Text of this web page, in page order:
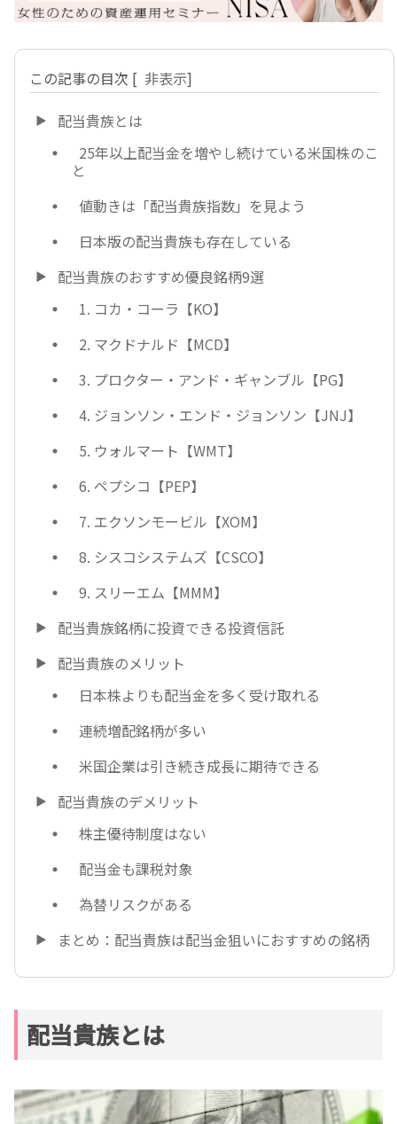
この記事の目次 [ 非表示]
配当貴族とは
25年以上配当金を増やし続けている米国株のこ
と
値動きは「配当貴族指数」を見よう
日本版の配当貴族も存在している
配当貴族のおすすめ優良銘柄9選
1. コカ・コーラ【KO】
2. マクドナルド【MCD】
3. プロクター・アンド・ギャンブル【PG】
4. ジョンソン・エンド・ジョンソン【JNJ】
5. ウォルマート【WMT】
6. ペプシコ【PEP】
7. エクソンモービル【XOM】
8. シスコシステムズ【CSCO】
9. スリーエム【MMM】
配当貴族銘柄に投資できる投資信託
配当貴族のメリット
日本株よりも配当金を多く受け取れる
連続増配銘柄が多い
米国企業は引き続き成長に期待できる
配当貴族のデメリット
株主優待制度はない
配当金も課税対象
為替リスクがある
まとめ：配当貴族は配当金狙いにおすすめの銘柄
配当貴族とは